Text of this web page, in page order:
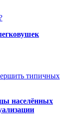
типичных
населённых